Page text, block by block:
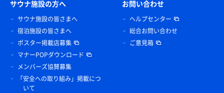
サウナ施設の方へ
サウナ施設の皆さまへ
宿泊施設の皆さまへ
ポスター掲載店募集
マナーPOPダウンロード
メンバーズ協賛募集
「安全への取り組み」掲載につ
いて
お問い合わせ
ヘルプセンター
総合お問い合わせ
ご意見箱